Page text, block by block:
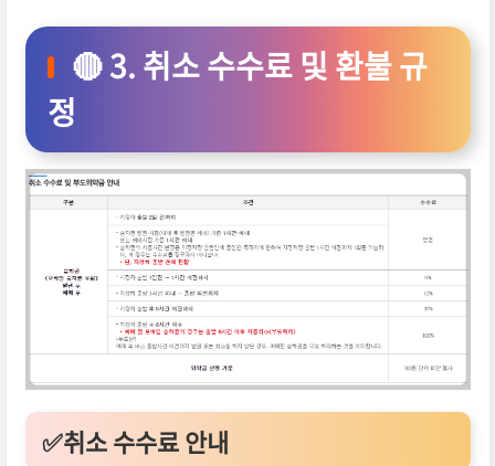
🔴 3. 취소 수수료 및 환불 규
정
✅취소 수수료 안내